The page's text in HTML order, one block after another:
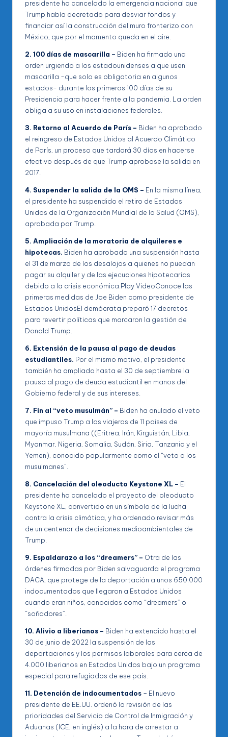
presidente ha cancelado la emergencia nacional que
Trump había decretado para desviar fondos y
financiar así la construcción del muro fronterizo con
México, que por el momento queda en el aire.
2. 100 días de mascarilla – Biden ha firmado una
orden urgiendo a los estadounidenses a que usen
mascarilla -que solo es obligatoria en algunos
estados- durante los primeros 100 días de su
Presidencia para hacer frente a la pandemia. La orden
obliga a su uso en instalaciones federales.
3. Retorno al Acuerdo de París – Biden ha aprobado
el reingreso de Estados Unidos al Acuerdo Climático
de París, un proceso que tardará 30 días en hacerse
efectivo después de que Trump aprobase la salida en
2017.
4. Suspender la salida de la OMS – En la misma línea,
el presidente ha suspendido el retiro de Estados
Unidos de la Organización Mundial de la Salud (OMS),
aprobada por Trump.
5. Ampliación de la moratoria de alquileres e
hipotecas. Biden ha aprobado una suspensión hasta
el 31 de marzo de los desalojos a quienes no puedan
pagar su alquiler y de las ejecuciones hipotecarias
debido a la crisis económica.Play VideoConoce las
primeras medidas de Joe Biden como presidente de
Estados UnidosEl demócrata preparó 17 decretos
para revertir políticas que marcaron la gestión de
Donald Trump.
6. Extensión de la pausa al pago de deudas
estudiantiles. Por el mismo motivo, el presidente
también ha ampliado hasta el 30 de septiembre la
pausa al pago de deuda estudiantil en manos del
Gobierno federal y de sus intereses.
7. Fin al “veto musulmán” – Biden ha anulado el veto
que impuso Trump a los viajeros de 11 países de
mayoría musulmana ((Eritrea, Irán, Kirguistán, Libia,
Myanmar, Nigeria, Somalia, Sudán, Siria, Tanzania y el
Yemen), conocido popularmente como el “veto a los
musulmanes”.
8. Cancelación del oleoducto Keystone XL – El
presidente ha cancelado el proyecto del oleoducto
Keystone XL, convertido en un símbolo de la lucha
contra la crisis climática, y ha ordenado revisar más
de un centenar de decisiones medioambientales de
Trump.
9. Espaldarazo a los “dreamers” – Otra de las
órdenes firmadas por Biden salvaguarda el programa
DACA, que protege de la deportación a unos 650.000
indocumentados que llegaron a Estados Unidos
cuando eran niños, conocidos como “dreamers” o
“soñadores”.
10. Alivio a liberianos – Biden ha extendido hasta el
30 de junio de 2022 la suspensión de las
deportaciones y los permisos laborales para cerca de
4.000 liberianos en Estados Unidos bajo un programa
especial para refugiados de ese país.
11. Detención de indocumentados – El nuevo
presidente de EE.UU. ordenó la revisión de las
prioridades del Servicio de Control de Inmigración y
Aduanas (ICE, en inglés) a la hora de arrestar a